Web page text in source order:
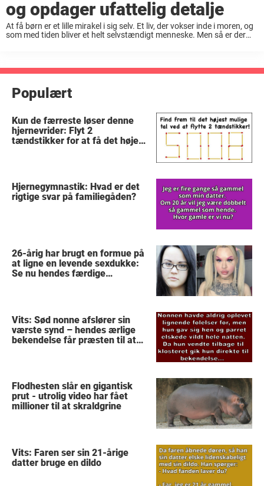
og opdager ufattelig detalje
At få børn er et lille mirakel i sig selv. Et liv, der vokser inde i moren, og
som med tiden bliver et helt selvstændigt menneske. Men så er der
Populært
Kun de færreste løser denne
hjernevrider: Flyt 2
tændstikker for at få det højest
Hjernegymnastik: Hvad er det
rigtige svar på familiegåden?
26-årig har brugt en formue på
at ligne en levende sexdukke:
Se nu hendes færdige
Vits: Sød nonne afslører sin
værste synd – hendes ærlige
bekendelse får præsten til at
Flodhesten slår en gigantisk
prut - utrolig video har fået
millioner til at skraldgrine
Vits: Faren ser sin 21-årige
datter bruge en dildo